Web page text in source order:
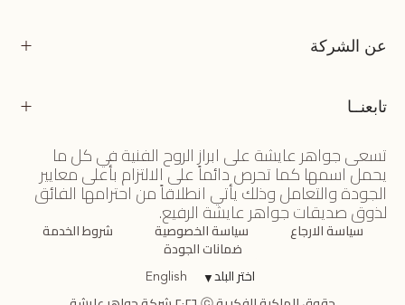
عن الشركة
تابعنــا
تسعى جواهر عايشة على ابراز الروح الفنية في كل ما
يحمل اسمها كما تحرص دائماً على الالتزام بأعلى معايير
الجودة والتعامل وذلك يأتي انطلاقاً من احترامها الفائق
لذوق صديقات جواهر عايشة الرفيع.
سياسة الارجاع سياسة الخصوصية شروط الخدمة
ضمانات الجودة
اختر البلد▼
English